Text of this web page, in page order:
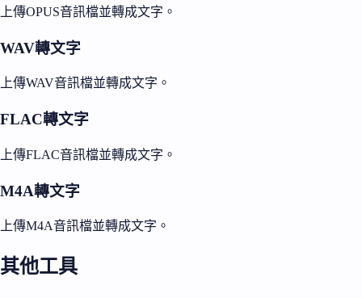
上傳OPUS音訊檔並轉成文字。
WAV轉文字
上傳WAV音訊檔並轉成文字。
FLAC轉文字
上傳FLAC音訊檔並轉成文字。
M4A轉文字
上傳M4A音訊檔並轉成文字。
其他工具